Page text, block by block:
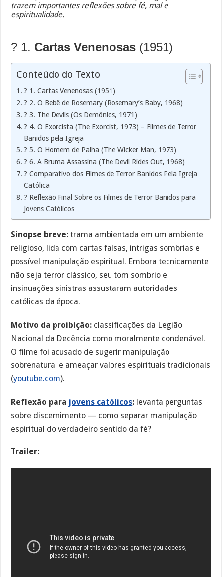
trazem importantes reflexões sobre fé, mal e
espiritualidade.
?️ 1. Cartas Venenosas (1951)
Conteúdo do Texto
?️ 1. Cartas Venenosas (1951)
?️ 2. O Bebê de Rosemary (Rosemary’s Baby, 1968)
?️ 3. The Devils (Os Demônios, 1971)
?️ 4. O Exorcista (The Exorcist, 1973) – Filmes de Terror
Banidos pela Igreja
?️ 5. O Homem de Palha (The Wicker Man, 1973)
?️ 6. A Bruma Assassina (The Devil Rides Out, 1968)
? Comparativo dos Filmes de Terror Banidos Pela Igreja
Católica
?️ Reflexão Final Sobre os Filmes de Terror Banidos para
Jovens Católicos
Sinopse breve: trama ambientada em um ambiente
religioso, lida com cartas falsas, intrigas sombrias e
possível manipulação espiritual. Embora tecnicamente
não seja terror clássico, seu tom sombrio e
insinuações sinistras assustaram autoridades
católicas da época.
Motivo da proibição: classificações da Legião
Nacional da Decência como moralmente condenável.
O filme foi acusado de sugerir manipulação
sobrenatural e ameaçar valores espirituais tradicionais
(youtube.com).
Reflexão para jovens católicos: levanta perguntas
sobre discernimento — como separar manipulação
espiritual do verdadeiro sentido da fé?
Trailer: